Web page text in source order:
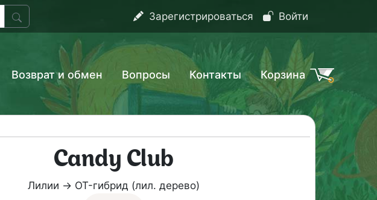
Зарегистрироваться Войти
Возврат и обмен Вопросы Контакты Корзина
Candy Club
Лилии → OT-гибрид (лил. дерево)